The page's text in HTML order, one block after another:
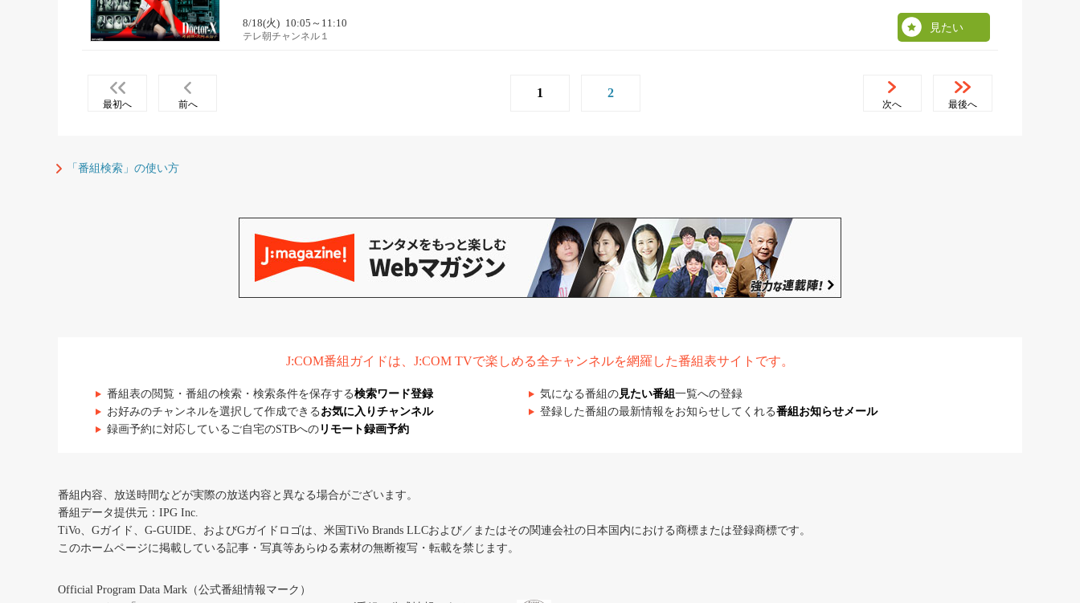
8/18(火) 10:05～11:10
テレ朝チャンネル１
見たい
最初へ 前へ
1 2
次へ 最後へ
「番組検索」の使い方
J:COM番組ガイドは、J:COM TVで楽しめる全チャンネルを網羅した番組表サイトです。
番組表の閲覧・番組の検索・検索条件を保存する検索ワード登録 気になる番組の見たい番組 一覧への登録
お好みのチャンネルを選択して作成できる お気に入りチャンネル 登録した番組の最新情報をお知らせしてくれる番組お知らせメール
録画予約に対応しているご自宅のSTBへの リモート録画予約
番組内容、放送時間などが実際の放送内容と異なる場合がございます。
番組データ提供元：IPG Inc.
TiVo、Gガイド、G-GUIDE、およびGガイドロゴは、米国TiVo Brands LLCおよび／またはその関連会社の日本国内における商標または登録商標です。
このホームページに掲載している記事・写真等あらゆる素材の無断複写・転載を禁じます。
Official Program Data Mark（公式番組情報マーク）